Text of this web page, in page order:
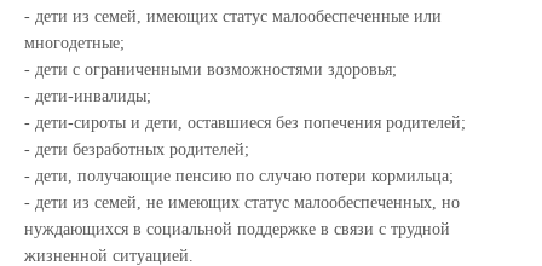
- дети из семей, имеющих статус малообеспеченные или
многодетные;
- дети с ограниченными возможностями здоровья;
- дети-инвалиды;
- дети-сироты и дети, оставшиеся без попечения родителей;
- дети безработных родителей;
- дети, получающие пенсию по случаю потери кормильца;
- дети из семей, не имеющих статус малообеспеченных, но
нуждающихся в социальной поддержке в связи с трудной
жизненной ситуацией.